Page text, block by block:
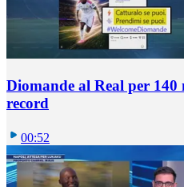
Diomande al Real per
record
00:52